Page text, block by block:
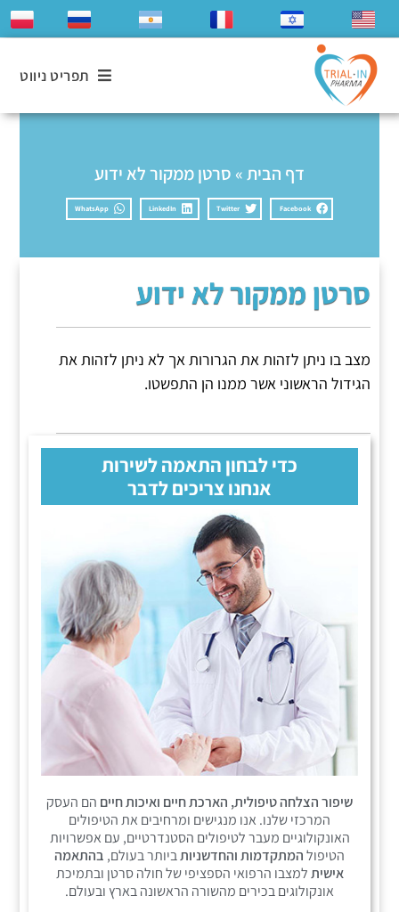
תפריט ניווט
דף הבית» סרטן ממקור לא ידוע
Facebook
Twitter
LinkedIn
WhatsApp
סרטן ממקור לא ידוע
מצב בו ניתן לזהות את הגרורות אך לא ניתן לזהות את
הגידול הראשוני אשר ממנו הן התפשטו.
כדי לבחון התאמה לשירות
אנחנו צריכים לדבר
שיפור הצלחה טיפולית, הארכת חיים ואיכות חיים הם העסק
המרכזי שלנו. אנו מנגישים ומרחיבים את הטיפולים
האונקולוגיים מעבר לטיפולים הסטנדרטיים, עם אפשרויות
הטיפולהמתקדמות והחדשניותביותר בעולם, בהתאמה
אישיתלמצבו הרפואי הספציפי של חולה סרטן ובתמיכת
אונקולוגים בכירים מהשורה הראשונה בארץ ובעולם.